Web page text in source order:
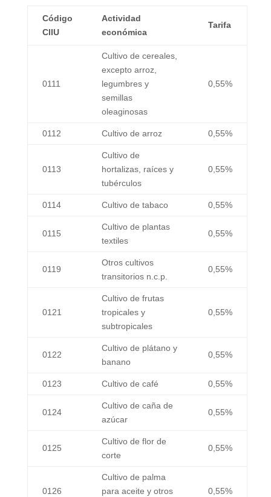
Código
CIIU
Actividad
económica
Tarifa
0111
Cultivo de cereales,
excepto arroz,
legumbres y
semillas
oleaginosas
0,55%
0112 Cultivo de arroz 0,55%
0113
Cultivo de
hortalizas, raíces y
tubérculos
0,55%
0114 Cultivo de tabaco 0,55%
0115
Cultivo de plantas
textiles
0,55%
0119
Otros cultivos
transitorios n.c.p.
0,55%
0121
Cultivo de frutas
tropicales y
subtropicales
0,55%
0122
Cultivo de plátano y
banano
0,55%
0123 Cultivo de café 0,55%
0124
Cultivo de caña de
azúcar
0,55%
0125
Cultivo de flor de
corte
0,55%
0126
Cultivo de palma
para aceite y otros
0,55%